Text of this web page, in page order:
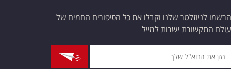
הרשמו לניוזלטר שלנו וקבלו את כל הסיפורים החמים של
עולם התקשורת ישרות למייל